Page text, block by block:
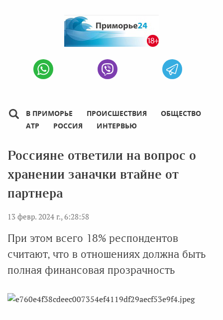
В ПРИМОРЬЕ ПРОИСШЕСТВИЯ
ОБЩЕСТВО
АТР
РОССИЯ ИНТЕРВЬЮ
Россияне ответили на вопрос о
хранении заначки втайне от
партнера
13 февр. 2024 г., 6:28:58
При этом всего 18% респондентов
считают, что в отношениях должна быть
полная финансовая прозрачность